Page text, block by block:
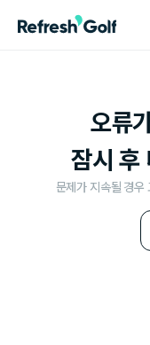
오류
잠시 후
문제가 지속될 경